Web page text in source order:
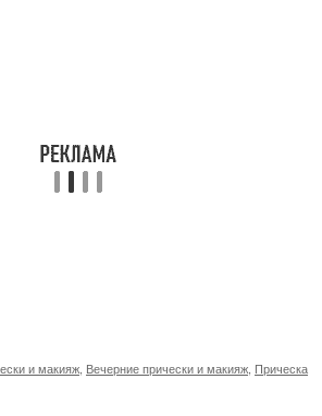
и макияж, Вечерние прически и макияж, Прическа